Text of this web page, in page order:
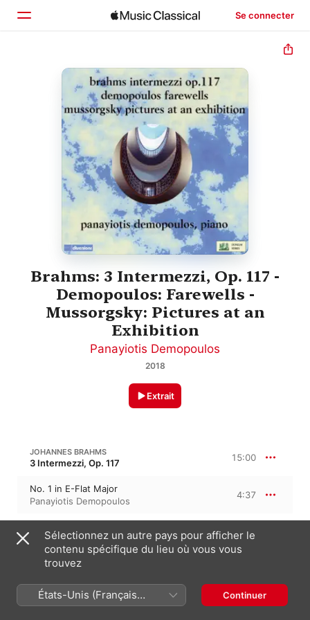
Se connecter
Accueil
Parcourir
Rechercher
Brahms: 3 Intermezzi, Op. 117 -
Demopoulos: Farewells -
Mussorgsky: Pictures at an
Exhibition
Panayiotis Demopoulos
2018
Extrait
JOHANNES BRAHMS
3 Intermezzi, Op. 117 15:00
No. 1 in E-Flat Major
Panayiotis Demopoulos
4:37
Panayiotis Demopoulos
4:14
No. 3 in C-Sharp Minor
Sélectionnez un autre pays pour afficher le
contenu spécifique du lieu où vous vous
trouvez
États-Unis (Français
France)
Continuer